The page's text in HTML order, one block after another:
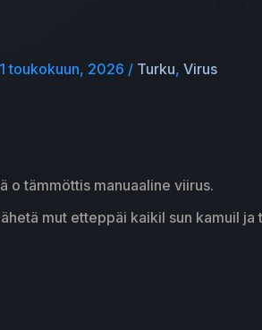
toukokuun, 2026 / Turku, Virus
o tämmöttis manuaaline viirus.
mut etteppäi kaikil sun kamuil ja